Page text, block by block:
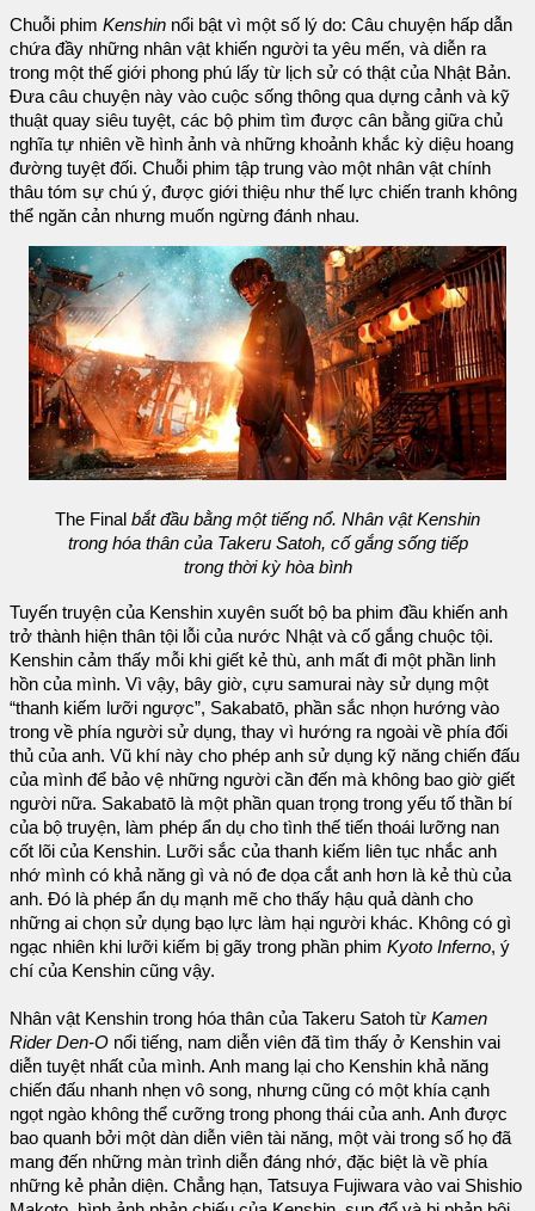
Chuỗi phim Kenshin nổi bật vì một số lý do: Câu chuyện hấp dẫn
chứa đầy những nhân vật khiến người ta yêu mến, và diễn ra
trong một thế giới phong phú lấy từ lịch sử có thật của Nhật Bản.
Đưa câu chuyện này vào cuộc sống thông qua dựng cảnh và kỹ
thuật quay siêu tuyệt, các bộ phim tìm được cân bằng giữa chủ
nghĩa tự nhiên về hình ảnh và những khoảnh khắc kỳ diệu hoang
đường tuyệt đối. Chuỗi phim tập trung vào một nhân vật chính
thâu tóm sự chú ý, được giới thiệu như thế lực chiến tranh không
thể ngăn cản nhưng muốn ngừng đánh nhau.
The Final bắt đầu bằng một tiếng nổ. Nhân vật Kenshin
trong hóa thân của Takeru Satoh, cố gắng sống tiếp
trong thời kỳ hòa bình
Tuyến truyện của Kenshin xuyên suốt bộ ba phim đầu khiến anh
trở thành hiện thân tội lỗi của nước Nhật và cố gắng chuộc tội.
Kenshin cảm thấy mỗi khi giết kẻ thù, anh mất đi một phần linh
hồn của mình. Vì vậy, bây giờ, cựu samurai này sử dụng một
“thanh kiếm lưỡi ngược”, Sakabatō, phần sắc nhọn hướng vào
trong về phía người sử dụng, thay vì hướng ra ngoài về phía đối
thủ của anh. Vũ khí này cho phép anh sử dụng kỹ năng chiến đấu
của mình để bảo vệ những người cần đến mà không bao giờ giết
người nữa. Sakabatō là một phần quan trọng trong yếu tố thần bí
của bộ truyện, làm phép ẩn dụ cho tình thế tiến thoái lưỡng nan
cốt lõi của Kenshin. Lưỡi sắc của thanh kiếm liên tục nhắc anh
nhớ mình có khả năng gì và nó đe dọa cắt anh hơn là kẻ thù của
anh. Đó là phép ẩn dụ mạnh mẽ cho thấy hậu quả dành cho
những ai chọn sử dụng bạo lực làm hại người khác. Không có gì
ngạc nhiên khi lưỡi kiếm bị gãy trong phần phim Kyoto Inferno, ý
chí của Kenshin cũng vậy.
Nhân vật Kenshin trong hóa thân của Takeru Satoh từ Kamen
Rider Den-O nổi tiếng, nam diễn viên đã tìm thấy ở Kenshin vai
diễn tuyệt nhất của mình. Anh mang lại cho Kenshin khả năng
chiến đấu nhanh nhẹn vô song, nhưng cũng có một khía cạnh
ngọt ngào không thể cưỡng trong phong thái của anh. Anh được
bao quanh bởi một dàn diễn viên tài năng, một vài trong số họ đã
mang đến những màn trình diễn đáng nhớ, đặc biệt là về phía
những kẻ phản diện. Chẳng hạn, Tatsuya Fujiwara vào vai Shishio